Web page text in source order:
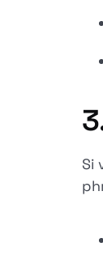
Si